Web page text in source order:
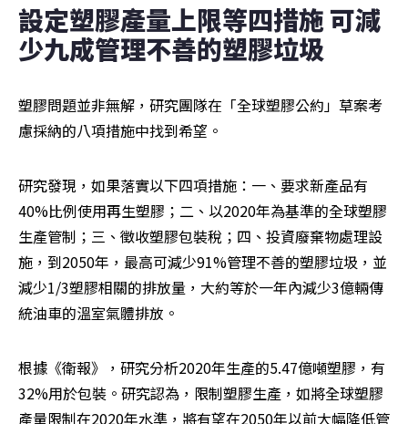
設定塑膠產量上限等四措施 可減
少九成管理不善的塑膠垃圾
塑膠問題並非無解，研究團隊在「全球塑膠公約」草案考
慮採納的八項措施中找到希望。
研究發現，如果落實以下四項措施：一、要求新產品有
40%比例使用再生塑膠；二、以2020年為基準的全球塑膠
生產管制；三、徵收塑膠包裝稅；四、投資廢棄物處理設
施，到2050年，最高可減少91%管理不善的塑膠垃圾，並
減少1/3塑膠相關的排放量，大約等於一年內減少3億輛傳
統油車的溫室氣體排放。
根據《衛報》，研究分析2020年生產的5.47億噸塑膠，有
32%用於包裝。研究認為，限制塑膠生產，如將全球塑膠
產量限制在2020年水準，將有望在2050年以前大幅降低管